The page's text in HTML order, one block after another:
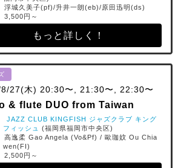
城久美子(pf)/升井一朗(eb)/原田迅明(ds)
円～
もっと詳しく！
27(木) 20:30〜, 21:30〜, 22:30〜
& flute DUO from Taiwan
JAZZ CLUB KINGFISH ジャズクラブ キング
フィッシュ
(福岡県福岡市中央区)
逸柔 Gao Angela (Vo&Pf) / 歐珈妏 Ou Chia
wen(FI)
円～